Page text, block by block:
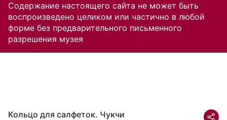
Содержание настоящего сайта не может быть
воспроизведено целиком или частично в любой
форме без предварительного письменного
разрешения музея
Кольцо для салфеток. Чукчи